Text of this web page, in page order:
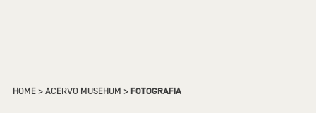
HOME>ACERVO MUSEHUM >FOTOGRAFIA